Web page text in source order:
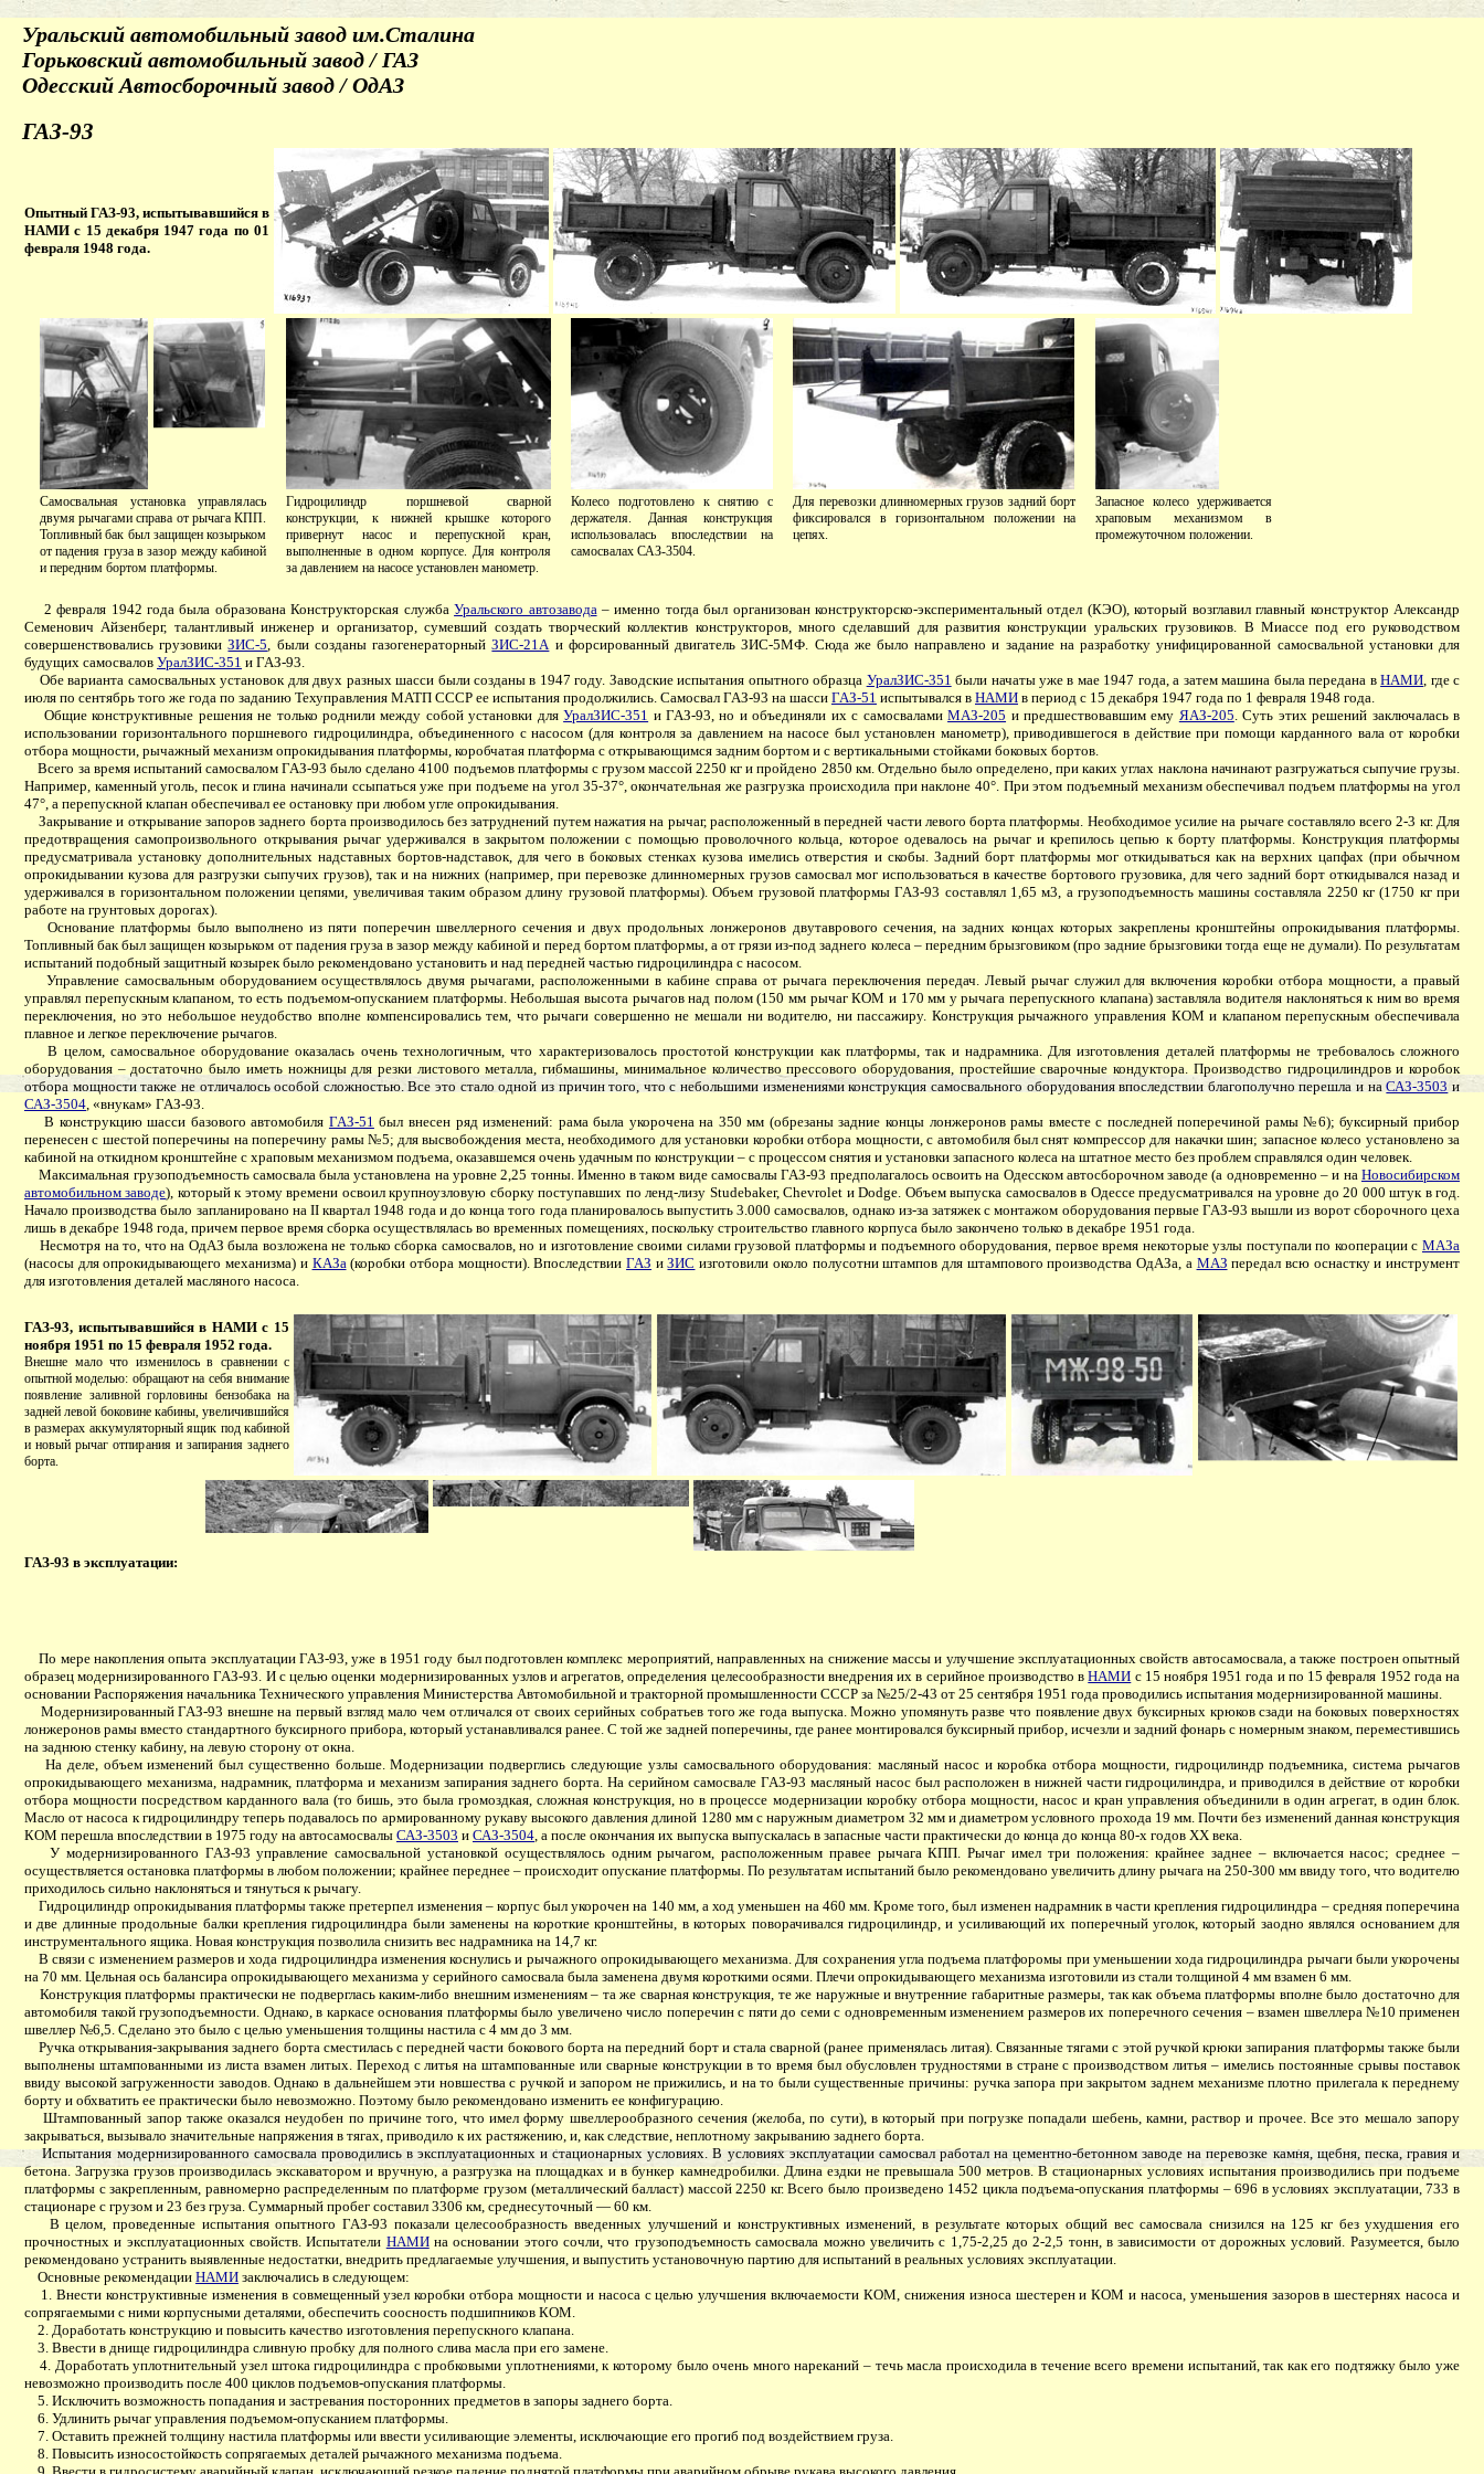
Уральский автомобильный завод им.Сталина
Горьковский автомобильный завод / ГАЗ
Одесский Автосборочный завод / ОдАЗ
ГАЗ-93
Опытный ГАЗ-93, испытывавшийся в
НАМИ с 15 декабря 1947 года по 01
февраля 1948 года.
Самосвальная установка управлялась
двумя рычагами справа от рычага КПП.
Топливный бак был защищен козырьком
от падения груза в зазор между кабиной
и передним бортом платформы.
Гидроцилиндр поршневой сварной
конструкции, к нижней крышке которого
привернут насос и перепускной кран,
выполненные в одном корпусе. Для контроля
за давлением на насосе установлен манометр.
Колесо подготовлено к снятию c
держателя. Данная конструкция
использовалась впоследствии на
самосвалах САЗ-3504.
Для перевозки длинномерных грузов задний борт
фиксировался в горизонтальном положении на
цепях.
Запасное колесо удерживается
храповым механизмом в
промежуточном положении.
2 февраля 1942 года была образована Конструкторская службаУральского автозавода– именно тогда был организован конструкторско-экспериментальный отдел (КЭО), который возглавил главный конструктор Александр
Семенович Айзенберг, талантливый инженер и организатор, сумевший создать творческий коллектив конструкторов, много сделавший для развития конструкции уральских грузовиков. В Миассе под его руководством
совершенствовались грузовикиЗИС-5, были созданы газогенераторныйЗИС-21Аи форсированный двигатель ЗИС-5МФ. Сюда же было направлено и задание на разработку унифицированной самосвальной установки для
будущих самосвалов УралЗИС-351 и ГАЗ-93.
Обе варианта самосвальных установок для двух разных шасси были созданы в 1947 году. Заводские испытания опытного образца УралЗИС-351 были начаты уже в мае 1947 года, а затем машина была передана вНАМИ, где с
июля по сентябрь того же года по заданию Техуправления МАТП СССР ее испытания продолжились. Самосвал ГАЗ-93 на шасси ГАЗ-51 испытывался в НАМИ в период с 15 декабря 1947 года по 1 февраля 1948 года.
Общие конструктивные решения не только роднили между собой установки дляУралЗИС-351 и ГАЗ-93, но и объединяли их с самосваламиМАЗ-205 и предшествовавшим ему ЯАЗ-205. Суть этих решений заключалась в
использовании горизонтального поршневого гидроцилиндра, объединенного с насосом (для контроля за давлением на насосе был установлен манометр), приводившегося в действие при помощи карданного вала от коробки
отбора мощности, рычажный механизм опрокидывания платформы, коробчатая платформа с открывающимся задним бортом и с вертикальными стойками боковых бортов.
Всего за время испытаний самосвалом ГАЗ-93 было сделано 4100 подъемов платформы с грузом массой 2250 кг и пройдено 2850 км. Отдельно было определено, при каких углах наклона начинают разгружаться сыпучие грузы.
Например, каменный уголь, песок и глина начинали ссыпаться уже при подъеме на угол 35-37°, окончательная же разгрузка происходила при наклоне 40°. При этом подъемный механизм обеспечивал подъем платформы на угол
47°, а перепускной клапан обеспечивал ее остановку при любом угле опрокидывания.
Закрывание и открывание запоров заднего борта производилось без затруднений путем нажатия на рычаг, расположенный в передней части левого борта платформы. Необходимое усилие на рычаге составляло всего 2-3 кг. Для
предотвращения самопроизвольного открывания рычаг удерживался в закрытом положении с помощью проволочного кольца, которое одевалось на рычаг и крепилось цепью к борту платформы. Конструкция платформы
предусматривала установку дополнительных надставных бортов-надставок, для чего в боковых стенках кузова имелись отверстия и скобы. Задний борт платформы мог откидываться как на верхних цапфах (при обычном
опрокидывании кузова для разгрузки сыпучих грузов), так и на нижних (например, при перевозке длинномерных грузов самосвал мог использоваться в качестве бортового грузовика, для чего задний борт откидывался назад и
удерживался в горизонтальном положении цепями, увеличивая таким образом длину грузовой платформы). Объем грузовой платформы ГАЗ-93 составлял 1,65 м3, а грузоподъемность машины составляла 2250 кг (1750 кг при
работе на грунтовых дорогах).
Основание платформы было выполнено из пяти поперечин швеллерного сечения и двух продольных лонжеронов двутаврового сечения, на задних концах которых закреплены кронштейны опрокидывания платформы.
Топливный бак был защищен козырьком от падения груза в зазор между кабиной и перед бортом платформы, а от грязи из-под заднего колеса – передним брызговиком (про задние брызговики тогда еще не думали). По результатам
испытаний подобный защитный козырек было рекомендовано установить и над передней частью гидроцилиндра с насосом.
Управление самосвальным оборудованием осуществлялось двумя рычагами, расположенными в кабине справа от рычага переключения передач. Левый рычаг служил для включения коробки отбора мощности, а правый
управлял перепускным клапаном, то есть подъемом-опусканием платформы. Небольшая высота рычагов над полом (150 мм рычаг КОМ и 170 мм у рычага перепускного клапана) заставляла водителя наклоняться к ним во время
переключения, но это небольшое неудобство вполне компенсировались тем, что рычаги совершенно не мешали ни водителю, ни пассажиру. Конструкция рычажного управления КОМ и клапаном перепускным обеспечивала
плавное и легкое переключение рычагов.
В целом, самосвальное оборудование оказалась очень технологичным, что характеризовалось простотой конструкции как платформы, так и надрамника. Для изготовления деталей платформы не требовалось сложного
оборудования – достаточно было иметь ножницы для резки листового металла, гибмашины, минимальное количество прессового оборудования, простейшие сварочные кондуктора. Производство гидроцилиндров и коробок
отбора мощности также не отличалось особой сложностью. Все это стало одной из причин того, что с небольшими изменениями конструкция самосвального оборудования впоследствии благополучно перешла и наСАЗ-3503 и
САЗ-3504, «внукам» ГАЗ-93.
В конструкцию шасси базового автомобиля ГАЗ-51 был внесен ряд изменений: рама была укорочена на 350 мм (обрезаны задние концы лонжеронов рамы вместе с последней поперечиной рамы №6); буксирный прибор
перенесен с шестой поперечины на поперечину рамы №5; для высвобождения места, необходимого для установки коробки отбора мощности, с автомобиля был снят компрессор для накачки шин; запасное колесо установлено за
кабиной на откидном кронштейне с храповым механизмом подъема, оказавшемся очень удачным по конструкции – с процессом снятия и установки запасного колеса на штатное место без проблем справлялся один человек.
Максимальная грузоподъемность самосвала была установлена на уровне 2,25 тонны. Именно в таком виде самосвалы ГАЗ-93 предполагалось освоить на Одесском автосборочном заводе (а одновременно – и на Новосибирском
автомобильном заводе), который к этому времени освоил крупноузловую сборку поступавших по ленд-лизу Studebaker, Chevrolet и Dodge. Объем выпуска самосвалов в Одессе предусматривался на уровне до 20 000 штук в год.
Начало производства было запланировано на II квартал 1948 года и до конца того года планировалось выпустить 3.000 самосвалов, однако из-за затяжек с монтажом оборудования первые ГАЗ-93 вышли из ворот сборочного цеха
лишь в декабре 1948 года, причем первое время сборка осуществлялась во временных помещениях, поскольку строительство главного корпуса было закончено только в декабре 1951 года.
Несмотря на то, что на ОдАЗ была возложена не только сборка самосвалов, но и изготовление своими силами грузовой платформы и подъемного оборудования, первое время некоторые узлы поступали по кооперации с МАЗа
(насосы для опрокидывающего механизма) и КАЗа(коробки отбора мощности). ВпоследствииГАЗ иЗИС изготовили около полусотни штампов для штампового производства ОдАЗа, а МАЗ передал всю оснастку и инструмент
для изготовления деталей масляного насоса.
ГАЗ-93, испытывавшийся в НАМИ с 15
ноября 1951 по 15 февраля 1952 года.
Внешне мало что изменилось в сравнении с
опытной моделью: обращают на себя внимание
появление заливной горловины бензобака на
задней левой боковине кабины, увеличившийся
в размерах аккумуляторный ящик под кабиной
и новый рычаг отпирания и запирания заднего
борта.
ГАЗ-93 в эксплуатации:
По мере накопления опыта эксплуатации ГАЗ-93, уже в 1951 году был подготовлен комплекс мероприятий, направленных на снижение массы и улучшение эксплуатационных свойств автосамосвала, а также построен опытный
образец модернизированного ГАЗ-93. И с целью оценки модернизированных узлов и агрегатов, определения целесообразности внедрения их в серийное производство вНАМИ с 15 ноября 1951 года и по 15 февраля 1952 года на
основании Распоряжения начальника Технического управления Министерства Автомобильной и тракторной промышленности СССР за №25/2-43 от 25 сентября 1951 года проводились испытания модернизированной машины.
Модернизированный ГАЗ-93 внешне на первый взгляд мало чем отличался от своих серийных собратьев того же года выпуска. Можно упомянуть разве что появление двух буксирных крюков сзади на боковых поверхностях
лонжеронов рамы вместо стандартного буксирного прибора, который устанавливался ранее. С той же задней поперечины, где ранее монтировался буксирный прибор, исчезли и задний фонарь с номерным знаком, переместившись
на заднюю стенку кабину, на левую сторону от окна.
На деле, объем изменений был существенно больше. Модернизации подверглись следующие узлы самосвального оборудования: масляный насос и коробка отбора мощности, гидроцилиндр подъемника, система рычагов
опрокидывающего механизма, надрамник, платформа и механизм запирания заднего борта. На серийном самосвале ГАЗ-93 масляный насос был расположен в нижней части гидроцилиндра, и приводился в действие от коробки
отбора мощности посредством карданного вала (то бишь, это была громоздкая, сложная конструкция, но в процессе модернизации коробку отбора мощности, насос и кран управления объединили в один агрегат, в один блок.
Масло от насоса к гидроцилиндру теперь подавалось по армированному рукаву высокого давления длиной 1280 мм с наружным диаметром 32 мм и диаметром условного прохода 19 мм. Почти без изменений данная конструкция
КОМ перешла впоследствии в 1975 году на автосамосвалы САЗ-3503 и САЗ-3504, а после окончания их выпуска выпускалась в запасные части практически до конца до конца 80-х годов XX века.
У модернизированного ГАЗ-93 управление самосвальной установкой осуществлялось одним рычагом, расположенным правее рычага КПП. Рычаг имел три положения: крайнее заднее – включается насос; среднее –
осуществляется остановка платформы в любом положении; крайнее переднее – происходит опускание платформы. По результатам испытаний было рекомендовано увеличить длину рычага на 250-300 мм ввиду того, что водителю
приходилось сильно наклоняться и тянуться к рычагу.
Гидроцилиндр опрокидывания платформы также претерпел изменения – корпус был укорочен на 140 мм, а ход уменьшен на 460 мм. Кроме того, был изменен надрамник в части крепления гидроцилиндра – средняя поперечина
и две длинные продольные балки крепления гидроцилиндра были заменены на короткие кронштейны, в которых поворачивался гидроцилиндр, и усиливающий их поперечный уголок, который заодно являлся основанием для
инструментального ящика. Новая конструкция позволила снизить вес надрамника на 14,7 кг.
В связи с изменением размеров и хода гидроцилиндра изменения коснулись и рычажного опрокидывающего механизма. Для сохранения угла подъема платфоромы при уменьшении хода гидроцилиндра рычаги были укорочены
на 70 мм. Цельная ось балансира опрокидывающего механизма у серийного самосвала была заменена двумя короткими осями. Плечи опрокидывающего механизма изготовили из стали толщиной 4 мм взамен 6 мм.
Конструкция платформы практически не подверглась каким-либо внешним изменениям – та же сварная конструкция, те же наружные и внутренние габаритные размеры, так как объема платформы вполне было достаточно для
автомобиля такой грузоподъемности. Однако, в каркасе основания платформы было увеличено число поперечин с пяти до семи с одновременным изменением размеров их поперечного сечения – взамен швеллера №10 применен
швеллер №6,5. Сделано это было с целью уменьшения толщины настила с 4 мм до 3 мм.
Ручка открывания-закрывания заднего борта сместилась с передней части бокового борта на передний борт и стала сварной (ранее применялась литая). Связанные тягами с этой ручкой крюки запирания платформы также были
выполнены штампованными из листа взамен литых. Переход с литья на штампованные или сварные конструкции в то время был обусловлен трудностями в стране с производством литья – имелись постоянные срывы поставок
ввиду высокой загруженности заводов. Однако в дальнейшем эти новшества с ручкой и запором не прижились, и на то были существенные причины: ручка запора при закрытом заднем механизме плотно прилегала к переднему
борту и обхватить ее практически было невозможно. Поэтому было рекомендовано изменить ее конфигурацию.
Штампованный запор также оказался неудобен по причине того, что имел форму швеллерообразного сечения (желоба, по сути), в который при погрузке попадали шебень, камни, раствор и прочее. Все это мешало запору
закрываться, вызывало значительные напряжения в тягах, приводило к их растяжению, и, как следствие, неплотному закрыванию заднего борта.
Испытания модернизированного самосвала проводились в эксплуатационных и стационарных условиях. В условиях эксплуатации самосвал работал на цементно-бетонном заводе на перевозке камня, щебня, песка, гравия и
бетона. Загрузка грузов производилась экскаватором и вручную, а разгрузка на площадках и в бункер камнедробилки. Длина ездки не превышала 500 метров. В стационарных условиях испытания производились при подъеме
платформы с закрепленным, равномерно распределенным по платформе грузом (металлический балласт) массой 2250 кг. Всего было произведено 1452 цикла подъема-опускания платформы – 696 в условиях эксплуатации, 733 в
стационаре с грузом и 23 без груза. Суммарный пробег составил 3306 км, среднесуточный — 60 км.
В целом, проведенные испытания опытного ГАЗ-93 показали целесообразность введенных улучшений и конструктивных изменений, в результате которых общий вес самосвала снизился на 125 кг без ухудшения его
прочностных и эксплуатационных свойств. Испытатели НАМИна основании этого сочли, что грузоподъемность самосвала можно увеличить с 1,75-2,25 до 2-2,5 тонн, в зависимости от дорожных условий. Разумеется, было
рекомендовано устранить выявленные недостатки, внедрить предлагаемые улучшения, и выпустить установочную партию для испытаний в реальных условиях эксплуатации.
Основные рекомендации НАМИ заключались в следующем:
1. Внести конструктивные изменения в совмещенный узел коробки отбора мощности и насоса с целью улучшения включаемости КОМ, снижения износа шестерен и КОМ и насоса, уменьшения зазоров в шестернях насоса и
сопрягаемыми с ними корпусными деталями, обеспечить соосность подшипников КОМ.
2. Доработать конструкцию и повысить качество изготовления перепускного клапана.
3. Ввести в днище гидроцилиндра сливную пробку для полного слива масла при его замене.
4. Доработать уплотнительный узел штока гидроцилиндра с пробковыми уплотнениями, к которому было очень много нареканий – течь масла происходила в течение всего времени испытаний, так как его подтяжку было уже
невозможно производить после 400 циклов подъемов-опускания платформы.
5. Исключить возможность попадания и застревания посторонних предметов в запоры заднего борта.
6. Удлинить рычаг управления подъемом-опусканием платформы.
7. Оставить прежней толщину настила платформы или ввести усиливающие элементы, исключающие его прогиб под воздействием груза.
8. Повысить износостойкость сопрягаемых деталей рычажного механизма подъема.